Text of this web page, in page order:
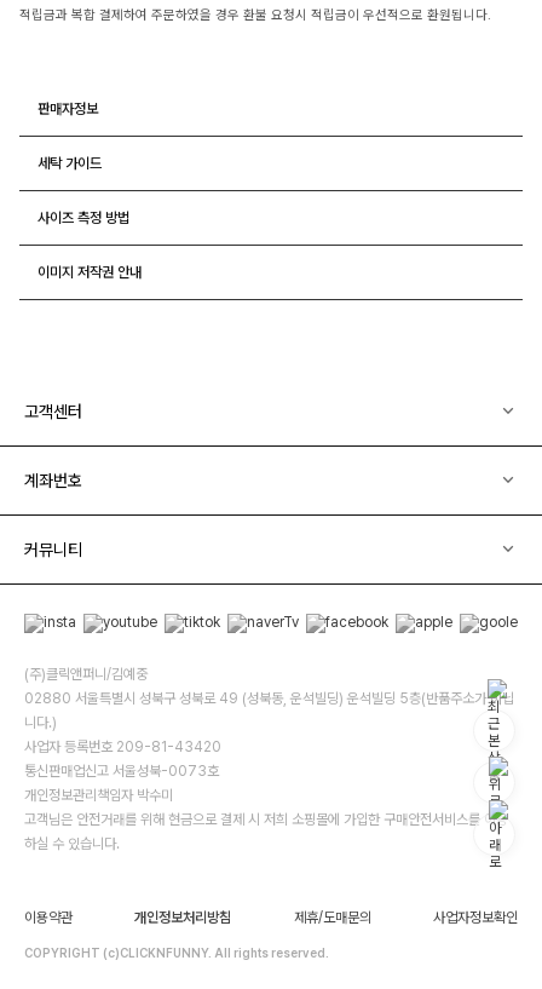
적립금과 복합 결제하여 주문하였을 경우 환불 요청시 적립금이 우선적으로 환원됩니다.
판매자정보
세탁 가이드
사이즈 측정 방법
이미지 저작권 안내
고객센터
계좌번호
커뮤니티
(주)클릭앤퍼니/김예중
02880 서울특별시 성북구 성북로 49 (성북동, 운석빌딩) 운석빌딩 5층(반품주소가 아닙
니다.)
사업자 등록번호 209-81-43420
통신판매업신고 서울성북-0073호
개인정보관리책임자 박수미
고객님은 안전거래를 위해 현금으로 결제 시 저희 소핑몰에 가입한 구매안전서비스를 이용
하실 수 있습니다.
이용약관 개인정보처리방침 제휴/도매문의 사업자정보확인
COPYRIGHT (c)CLICKNFUNNY. All rights reserved.